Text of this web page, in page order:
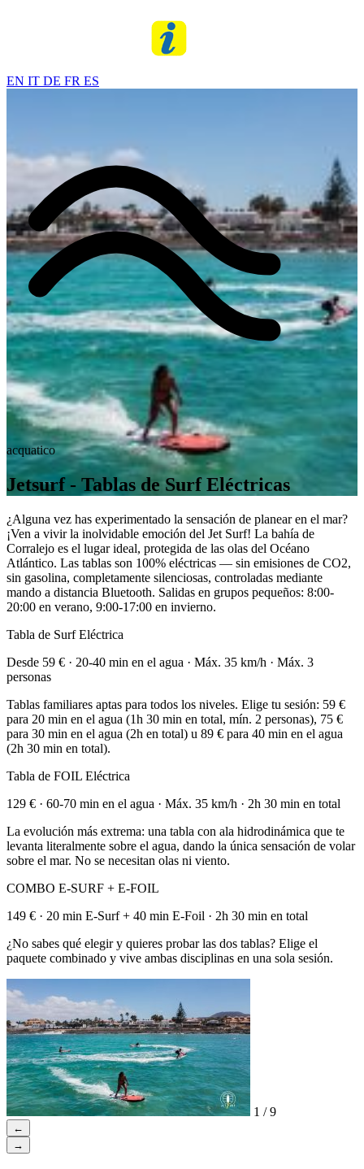
EN IT DE FR ES
acquatico
Jetsurf - Tablas de Surf Eléctricas
¿Alguna vez has experimentado la sensación de planear en el mar?
¡Ven a vivir la inolvidable emoción del Jet Surf! La bahía de
Corralejo es el lugar ideal, protegida de las olas del Océano
Atlántico. Las tablas son 100% eléctricas — sin emisiones de CO2,
sin gasolina, completamente silenciosas, controladas mediante
mando a distancia Bluetooth. Salidas en grupos pequeños: 8:00-
20:00 en verano, 9:00-17:00 en invierno.
Tabla de Surf Eléctrica
Desde 59 € · 20-40 min en el agua · Máx. 35 km/h · Máx. 3
personas
Tablas familiares aptas para todos los niveles. Elige tu sesión: 59 €
para 20 min en el agua (1h 30 min en total, mín. 2 personas), 75 €
para 30 min en el agua (2h en total) u 89 € para 40 min en el agua
(2h 30 min en total).
Tabla de FOIL Eléctrica
129 € · 60-70 min en el agua · Máx. 35 km/h · 2h 30 min en total
La evolución más extrema: una tabla con ala hidrodinámica que te
levanta literalmente sobre el agua, dando la única sensación de volar
sobre el mar. No se necesitan olas ni viento.
COMBO E-SURF + E-FOIL
149 € · 20 min E-Surf + 40 min E-Foil · 2h 30 min en total
¿No sabes qué elegir y quieres probar las dos tablas? Elige el
paquete combinado y vive ambas disciplinas en una sola sesión.
1 / 9
←
→